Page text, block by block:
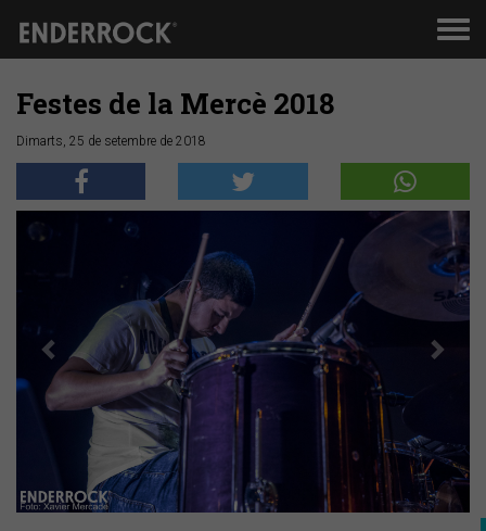
Festes de la Mercè 2018
Dimarts, 25 de setembre de 2018
Anterior